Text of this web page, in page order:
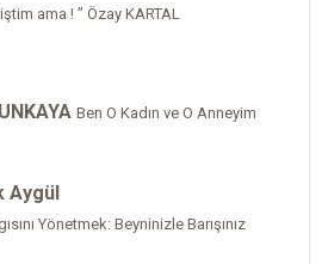
ama ! ” Özay KARTAL
Ben O Kadın ve O Anneyim
Aygül
Yönetmek: Beyninizle Barışınız